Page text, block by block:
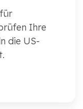
Ihre
die US-